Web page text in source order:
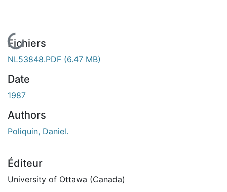
En cours de chargement...
Fichiers
NL53848.PDF (6.47 MB)
Date
1987
Authors
Poliquin, Daniel.
Éditeur
University of Ottawa (Canada)